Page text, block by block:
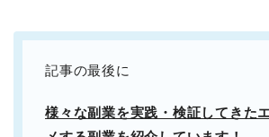
記事の最後に
様々な副業を実践・検証してきた